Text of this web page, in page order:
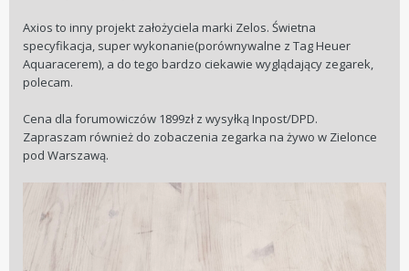
Axios to inny projekt założyciela marki Zelos. Świetna
specyfikacja, super wykonanie(porównywalne z Tag Heuer
Aquaracerem), a do tego bardzo ciekawie wyglądający zegarek,
polecam.
Cena dla forumowiczów 1899zł z wysyłką Inpost/DPD.
Zapraszam również do zobaczenia zegarka na żywo w Zielonce
pod Warszawą.